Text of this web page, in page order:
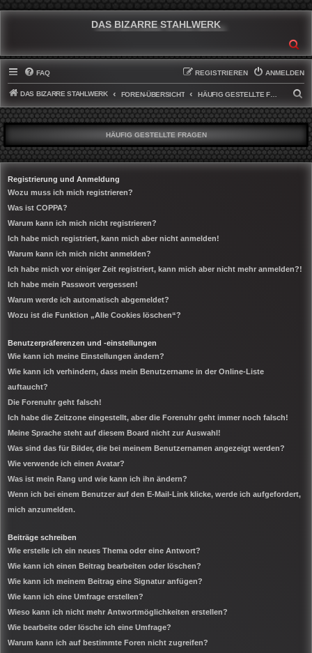
DAS BIZARRE STAHLWERK
FAQ ANMELDEN
REGISTRIEREN
DAS BIZARRE STAHLWERK FOREN-ÜBERSICHT HÄUFIG GESTELLTE FRAGEN
U
C
H
E
HÄUFIG GESTELLTE FRAGEN
Registrierung und Anmeldung
Wozu muss ich mich registrieren?
Was ist COPPA?
Warum kann ich mich nicht registrieren?
Ich habe mich registriert, kann mich aber nicht anmelden!
Warum kann ich mich nicht anmelden?
Ich habe mich vor einiger Zeit registriert, kann mich aber nicht mehr anmelden?!
Ich habe mein Passwort vergessen!
Warum werde ich automatisch abgemeldet?
Wozu ist die Funktion „Alle Cookies löschen“?
Benutzerpräferenzen und -einstellungen
Wie kann ich meine Einstellungen ändern?
Wie kann ich verhindern, dass mein Benutzername in der Online-Liste
auftaucht?
Die Forenuhr geht falsch!
Ich habe die Zeitzone eingestellt, aber die Forenuhr geht immer noch falsch!
Meine Sprache steht auf diesem Board nicht zur Auswahl!
Was sind das für Bilder, die bei meinem Benutzernamen angezeigt werden?
Wie verwende ich einen Avatar?
Was ist mein Rang und wie kann ich ihn ändern?
Wenn ich bei einem Benutzer auf den E-Mail-Link klicke, werde ich aufgefordert,
mich anzumelden.
Beiträge schreiben
Wie erstelle ich ein neues Thema oder eine Antwort?
Wie kann ich einen Beitrag bearbeiten oder löschen?
Wie kann ich meinem Beitrag eine Signatur anfügen?
Wie kann ich eine Umfrage erstellen?
Wieso kann ich nicht mehr Antwortmöglichkeiten erstellen?
Wie bearbeite oder lösche ich eine Umfrage?
Warum kann ich auf bestimmte Foren nicht zugreifen?